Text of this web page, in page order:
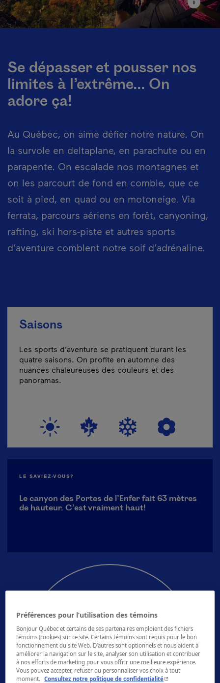
Se dépasser et pousser nos
limites à l’extrême... On
adore ça!
Au Québec, on aime défier notre nature. On
la survole en deltaplane, en parachute ou en
parapente. On escalade nos montagnes et
on les parcourt de fond en comble, que ce
soit à pied, en quad ou en motoneige. Via
ferrata, parcours aériens en forêt, canyoning,
rafting, ski hors-piste et autres sports
d’aventure comblent notre soif d’adrénaline.
Saisons
Les sports d’aventure se pratiquent durant les
quatre saisons. On profite en automne des
nuances chaleureuses des couleurs et des
panoramas.
LE SAVIEZ-VOUS?
Le canyon des Portes de l’Enfer fait 63 mètres
de hauteur. C’est vraiment haut!
Voir toutes les activités
Préférences pour l’utilisation des témoins
Bonjour Québec et certains de ses partenaires emploient des fichiers
témoins (cookies) sur ce site. Certains témoins sont requis pour le bon
fonctionnement du site Web. D’autres sont optionnels et nous aident à
améliorer la navigation sur le site, analyser son utilisation et contribuer
à nos efforts de marketing pour vous offrir une meilleure expérience.
Vous pouvez accepter, refuser ou personnaliser vos choix à tout
moment.
Consultez notre politique de confidentialité- Cet hyperlien